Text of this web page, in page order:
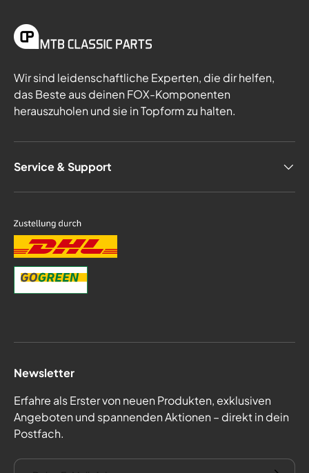
Wir sind leidenschaftliche Experten, die dir helfen,
das Beste aus deinen FOX-Komponenten
herauszuholen und sie in Topform zu halten.
Service & Support
Newsletter
Erfahre als Erster von neuen Produkten, exklusiven
Angeboten und spannenden Aktionen – direkt in dein
Postfach.
E-Mail